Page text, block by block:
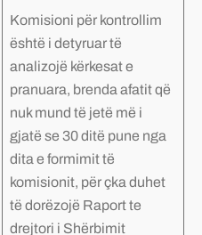
Komisioni për kontrollim
është i detyruar të
analizojë kërkesat e
pranuara, brenda afatit që
nuk mund të jetë më i
gjatë se 30 ditë pune nga
dita e formimit të
komisionit, për çka duhet
të dorëzojë Raport te
drejtori i Shërbimit